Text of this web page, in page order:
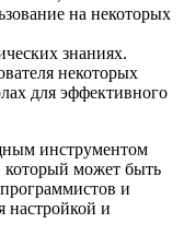
на некоторых
знаниях.
некоторых
для эффективного
инструментом
который может быть
и
настройкой и